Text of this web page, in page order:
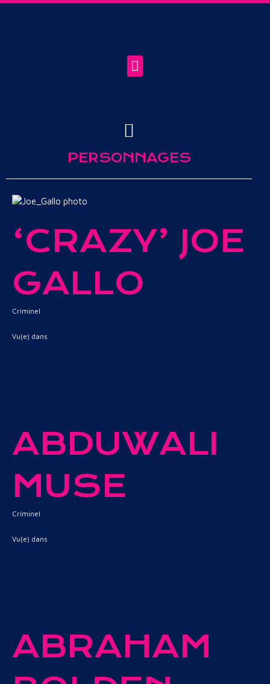
PERSONNAGES
‘CRAZY’ JOE
GALLO
Criminel
Vu(e) dans
ABDUWALI
MUSE
Criminel
Vu(e) dans
ABRAHAM